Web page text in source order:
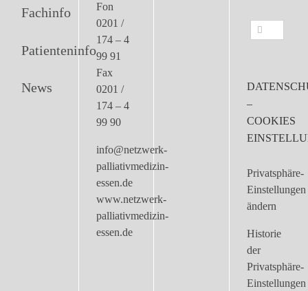
Fachinfo
Patienteninfo
News
Fon
0201 /
174 – 4
99 91
Fax
0201 /
174 – 4
99 90
info@netzwerk-
palliativmedizin-
essen.de
www.netzwerk-
palliativmedizin-
essen.de
Suche
–
COOKIES
Privatsphäre-
Einstellungen
ändern
Historie
der
Privatsphäre-
Einstellungen